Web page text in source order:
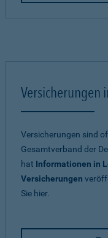
Versicherungen
Versicherungen sind
Gesamtverband der
hat Informationen in
Versicherungen
Sie hier.